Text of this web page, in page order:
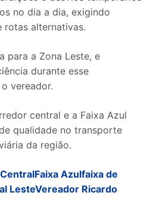
no dia a dia, exigindo
rotas alternativas.
para a Zona Leste, e
durante esse
vereador.
central e a Faixa Azul
qualidade no transporte
da região.
Faixa Azulfaixa de
LesteVereador Ricardo